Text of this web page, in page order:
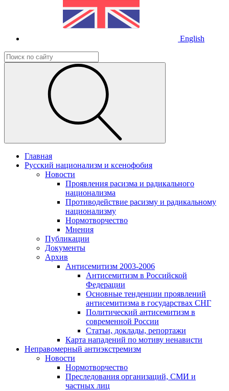
English
Главная
Русский национализм и ксенофобия
Новости
Проявления расизма и радикального
национализма
Противодействие расизму и радикальному
национализму
Нормотворчество
Мнения
Публикации
Документы
Архив
Антисемитизм 2003-2006
Антисемитизм в Российской
Федерации
Основные тенденции проявлений
антисемитизма в государствах СНГ
Политический антисемитизм в
современной России
Статьи, доклады, репортажи
Карта нападений по мотиву ненависти
Неправомерный антиэкстремизм
Новости
Нормотворчество
Преследования организаций, СМИ и
частных лиц